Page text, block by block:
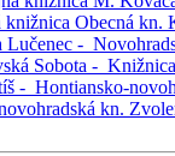
knižnica Obecná kn.
Lučenec -
Sobota -
- Hontiansko-
kn.